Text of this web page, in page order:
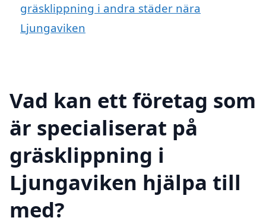
gräsklippning i andra städer nära
Ljungaviken
Vad kan ett företag som
är specialiserat på
gräsklippning i
Ljungaviken hjälpa till
med?